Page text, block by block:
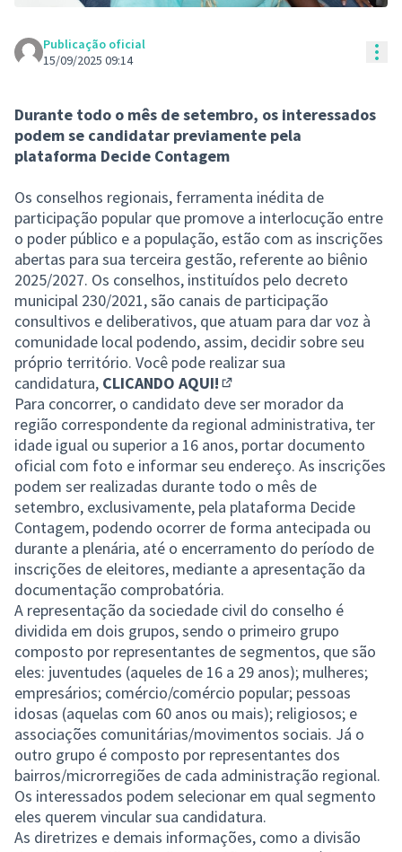
Publicação oficial
15/09/2025 09:14
Durante todo o mês de setembro, os interessados
podem se candidatar previamente pela
plataforma Decide Contagem
Os conselhos regionais, ferramenta inédita de
participação popular que promove a interlocução entre
o poder público e a população, estão com as inscrições
abertas para sua terceira gestão, referente ao biênio
2025/2027. Os conselhos, instituídos pelo decreto
municipal 230/2021, são canais de participação
consultivos e deliberativos, que atuam para dar voz à
comunidade local podendo, assim, decidir sobre seu
próprio território. Você pode realizar sua
candidatura, CLICANDO AQUI!
(Abrir em nova aba)
Para concorrer, o candidato deve ser morador da
região correspondente da regional administrativa, ter
idade igual ou superior a 16 anos, portar documento
oficial com foto e informar seu endereço. As inscrições
podem ser realizadas durante todo o mês de
setembro, exclusivamente, pela plataforma Decide
Contagem, podendo ocorrer de forma antecipada ou
durante a plenária, até o encerramento do período de
inscrições de eleitores, mediante a apresentação da
documentação comprobatória.
A representação da sociedade civil do conselho é
dividida em dois grupos, sendo o primeiro grupo
composto por representantes de segmentos, que são
eles: juventudes (aqueles de 16 a 29 anos); mulheres;
empresários; comércio/comércio popular; pessoas
idosas (aquelas com 60 anos ou mais); religiosos; e
associações comunitárias/movimentos sociais. Já o
outro grupo é composto por representantes dos
bairros/microrregiões de cada administração regional.
Os interessados podem selecionar em qual segmento
eles querem vincular sua candidatura.
As diretrizes e demais informações, como a divisão